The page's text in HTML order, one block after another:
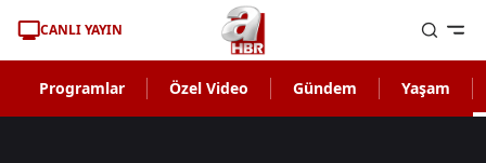
CANLI YAYIN
Programlar Özel Video Gündem Yaşam